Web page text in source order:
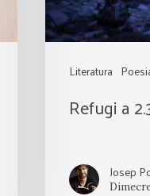
Literatura
Refugi a
Josep